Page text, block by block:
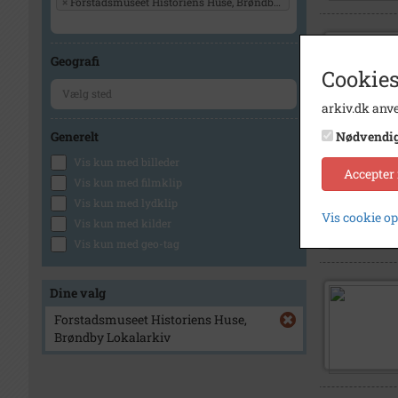
Geografi
Generelt
Vis kun med billeder
Vis kun med filmklip
Vis kun med lydklip
Vis kun med kilder
Vis kun med geo-tag
Dine valg
Forstadsmuseet Historiens Huse,
Brøndby Lokalarkiv
arkiv.dk
Vis cookie